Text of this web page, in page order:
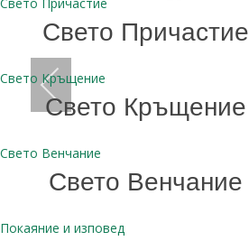
Свето Причастие
Свето Кръщение
Свето Кръщение
Свето Венчание
Свето Венчание
Покаяние и изповед